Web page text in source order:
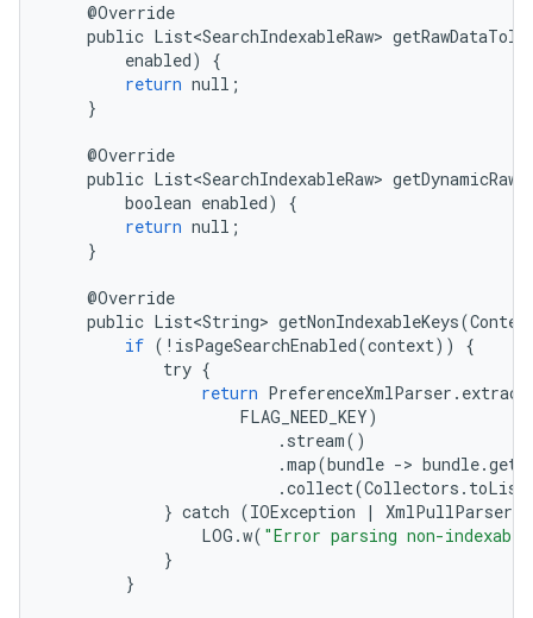
@Override
public List<SearchIndexableRaw>
enabled)
{
return null ;
}
@Override
public List<SearchIndexableRaw>
boolean enabled)
{
return null ;
}
@Override
public List<String> getNonIndexableKeys(
if (! isPageSearchEnabled(context))
{
try {
return PreferenceXmlParser .
FLAG_NEED_KEY)
. stream()
.map(bundle -> bundle.
.collect(Collectors . toList
} catch (IOException |
LOG .w( "Error parsing non-
}
}